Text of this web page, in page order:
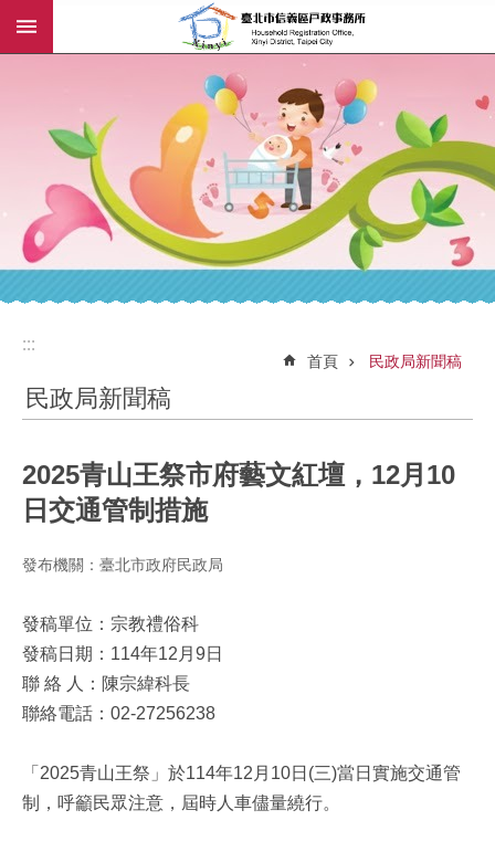
跳到主要內容區塊
:::
:::
首頁 民政局新聞稿
民政局新聞稿
2025青山王祭市府藝文紅壇，12月10
日交通管制措施
發布機關：臺北市政府民政局
發稿單位：宗教禮俗科
發稿日期：114年12月9日
聯 絡 人：陳宗緯科長
聯絡電話：02-27256238
「2025青山王祭」於114年12月10日(三)當日實施交通管
制，呼籲民眾注意，屆時人車儘量繞行。